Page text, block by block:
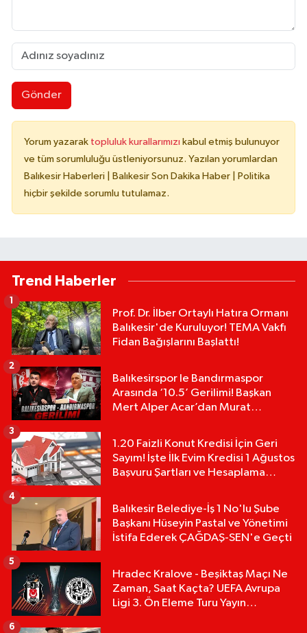
Gönder
Yorum yazarak topluluk kurallarımızı kabul etmiş bulunuyor
ve tüm sorumluluğu üstleniyorsunuz. Yazılan yorumlardan
Balıkesir Haberleri | Balıkesir Son Dakika Haber | Politika
hiçbir şekilde sorumlu tutulamaz.
Trend Haberler
Prof. Dr. İlber Ortaylı Hatıra Ormanı
Balıkesir'de Kuruluyor! TEMA Vakfı
Fidan Bağışlarını Başlattı!
1
Balıkesirspor le Bandırmaspor
Arasında ‘10.5’ Gerilimi! Başkan
Mert Alper Acar’dan Murat
2
1.20 Faizli Konut Kredisi İçin Geri
Sayım! İşte İlk Evim Kredisi 1 Ağustos
Başvuru Şartları ve Hesaplama
3
Balıkesir Belediye-İş 1 No'lu Şube
Başkanı Hüseyin Pastal ve Yönetimi
İstifa Ederek ÇAĞDAŞ-SEN'e Geçti
4
Hradec Kralove - Beşiktaş Maçı Ne
Zaman, Saat Kaçta? UEFA Avrupa
Ligi 3. Ön Eleme Turu Yayın
5
6